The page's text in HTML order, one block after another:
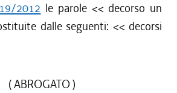
2012 le parole << decorso un
dalle seguenti: << decorsi
( ABROGATO )